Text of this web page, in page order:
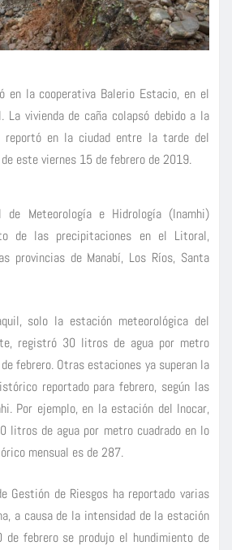
en la cooperativa Balerio Estacio, en el
La vivienda de caña colapsó debido a la
reportó en la ciudad entre la tarde del
este viernes 15 de febrero de 2019.
Meteorología e Hidrología (Inamhi)
de las precipitaciones en el Litoral,
provincias de Manabí, Los Ríos, Santa
solo la estación meteorológica del
registró 30 litros de agua por metro
febrero. Otras estaciones ya superan la
reportado para febrero, según las
Por ejemplo, en la estación del Inocar,
litros de agua por metro cuadrado en lo
mensual es de 287.
Gestión de Riesgos ha reportado varias
a causa de la intensidad de la estación
de febrero se produjo el hundimiento de